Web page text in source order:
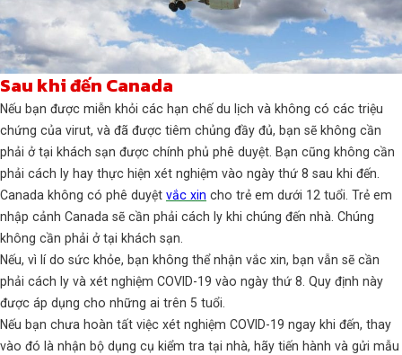
Sau khi đến Canada
Nếu bạn được miễn khỏi các hạn chế du lịch và không có các triệu
chứng của virut, và đã được tiêm chủng đầy đủ, bạn sẽ không cần
phải ở tại khách sạn được chính phủ phê duyệt. Bạn cũng không cần
phải cách ly hay thực hiện xét nghiệm vào ngày thứ 8 sau khi đến.
Canada không có phê duyệt vắc xin cho trẻ em dưới 12 tuổi. Trẻ em
nhập cảnh Canada sẽ cần phải cách ly khi chúng đến nhà. Chúng
không cần phải ở tại khách sạn.
Nếu, vì lí do sức khỏe, bạn không thể nhận vắc xin, bạn vẫn sẽ cần
phải cách ly và xét nghiệm COVID-19 vào ngày thứ 8. Quy định này
được áp dụng cho những ai trên 5 tuổi.
Nếu bạn chưa hoàn tất việc xét nghiệm COVID-19 ngay khi đến, thay
vào đó là nhận bộ dụng cụ kiểm tra tại nhà, hãy tiến hành và gửi mẫu